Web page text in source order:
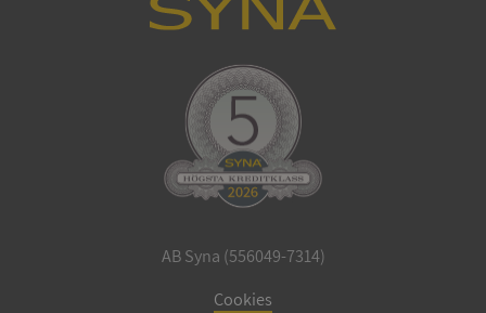
AB Syna (556049-7314)
Cookies
ASP.NET_SessionId
Microsoft
Corporation
de.syna.se